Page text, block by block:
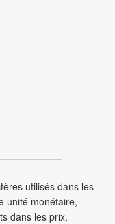
utilisés dans les
unité monétaire,
dans les prix,